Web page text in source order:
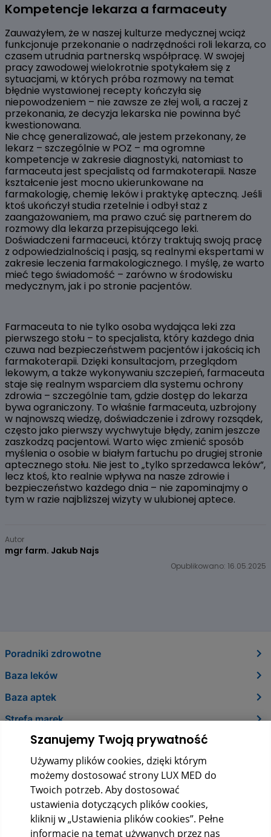
Kompetencje lekarza a farmaceuty
Zauważyłem, że w naszej kulturze medycznej wciąż
funkcjonuje przekonanie o nadrzędności roli lekarza, co
czasem utrudnia partnerską współpracę. W swojej
pracy zawodowej wielokrotnie spotykałem się z
sytuacjami, w których próba rozmowy na temat
błędnie wystawionej recepty kończyła się
niepowodzeniem – nie zawsze ze złej woli, a raczej z
przekonania, że decyzja lekarska nie powinna być
kwestionowana.
Nie chcę generalizować, ale jestem przekonany, że
lekarz – szczególnie w POZ – ma ogromne
kompetencje w zakresie diagnostyki, natomiast to
farmaceuta jest specjalistą od farmakoterapii. Nasze
kształcenie jest mocno ukierunkowane na
farmakologię, chemię leków i praktykę apteczną. Jeśli
ktoś ukończył studia rzetelnie i odbył staż z
zaangażowaniem, ma prawo czuć się partnerem do
rozmowy dla lekarza przepisującego leki.
Doświadczeni farmaceuci, którzy traktują swoją pracę
z odpowiedzialnością i pasją, są realnymi ekspertami w
zakresie leczenia farmakologicznego. I myślę, że warto
mieć tego świadomość – zarówno w środowisku
medycznym, jak i po stronie pacjentów.
Farmaceuta to nie tylko osoba wydająca leki zza
pierwszego stołu – to specjalista, który każdego dnia
czuwa nad bezpieczeństwem pacjentów i jakością ich
farmakoterapii. Dzięki konsultacjom, przeglądom
lekowym, a także wykonywaniu szczepień, farmaceuta
staje się realnym wsparciem dla systemu ochrony
zdrowia – szczególnie tam, gdzie dostęp do lekarza
bywa ograniczony. To właśnie farmaceuta, uzbrojony
w najnowszą wiedzę, doświadczenie i zdrowy rozsądek,
często jako pierwszy wychwytuje błędy, zanim jeszcze
zaszkodzą pacjentowi. Warto więc zmienić sposób
myślenia o osobie w białym fartuchu po drugiej stronie
aptecznego stołu. Nie jest to „tylko sprzedawca leków”,
lecz ktoś, kto realnie wpływa na nasze zdrowie i
bezpieczeństwo każdego dnia – nie zapominajmy o
tym w razie najbliższej wizyty w ulubionej aptece.
Autor
mgr farm. Jakub Najs
Opublikowano: 16.05.2025
Poradniki zdrowotne
Baza leków
Baza aptek
Strefa marek
O nas
Kontakt
Szanujemy Twoją prywatność
Używamy plików cookies, dzięki którym
możemy dostosować strony LUX MED do
Twoich potrzeb. Aby dostosować
ustawienia dotyczących plików cookies,
kliknij w „Ustawienia plików cookies”. Pełne
informacje na temat używanych przez nas